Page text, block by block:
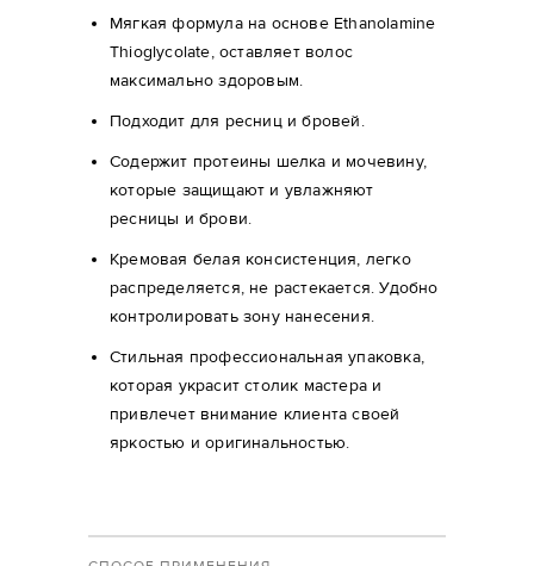
Мягкая формула на основе Ethanolamine
Thioglycolate, оставляет волос
максимально здоровым.
Подходит для ресниц и бровей.
Содержит протеины шелка и мочевину,
которые защищают и увлажняют
ресницы и брови.
Кремовая белая консистенция, легко
распределяется, не растекается. Удобно
контролировать зону нанесения.
Стильная профессиональная упаковка,
которая украсит столик мастера и
привлечет внимание клиента своей
яркостью и оригинальностью.